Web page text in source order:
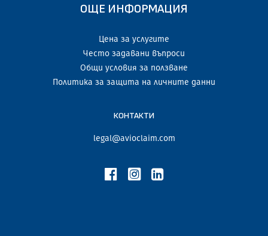
ОЩЕ ИНФОРМАЦИЯ
Цена за услугите
Често задавани въпроси
Общи условия за ползване
Политика за защита на личните данни
КОНТАКТИ
legal@avioclaim.com